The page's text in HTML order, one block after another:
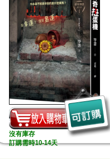
沒有庫存
訂購需時10-14天